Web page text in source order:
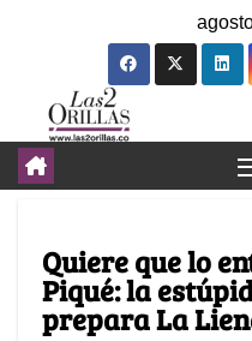
Quiere que lo
Piqué: la
prepara La